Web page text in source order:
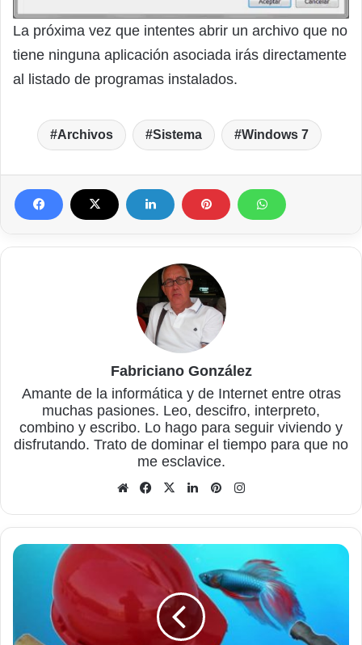
La próxima vez que intentes abrir un archivo que no
tiene ninguna aplicación asociada irás directamente
al listado de programas instalados.
Archivos Sistema Windows 7
Fabriciano González
Amante de la informática y de Internet entre otras
muchas pasiones. Leo, descifro, interpreto,
combino y escribo. Lo hago para seguir viviendo y
disfrutando. Trato de dominar el tiempo para que no
me esclavice.
Sitio
Facebook
X LinkedInPinterest
Cerrar
automáticamente
aplicaciones
responden